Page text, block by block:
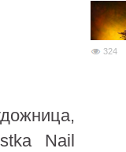
Nail
324